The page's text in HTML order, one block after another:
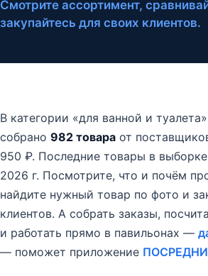
Смотрите ассортимент,
закупайтесь для своих клиентов.
В категории «для ванной и
собрано 982 товара от
950 ₽. Последние товары в
2026 г. Посмотрите, что и почём
найдите нужный товар по фото и
клиентов. А собрать заказы,
и работать прямо в павильонах —
— поможет приложение